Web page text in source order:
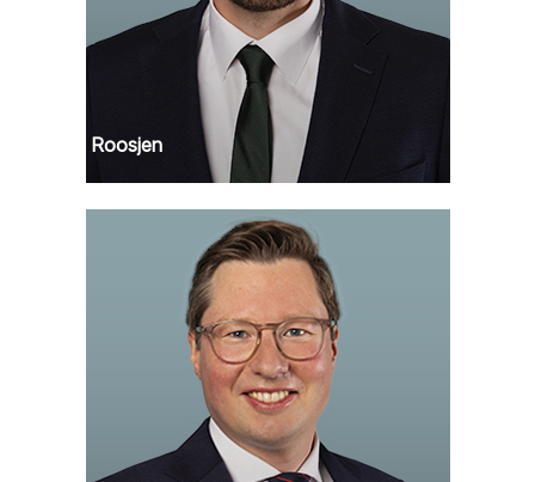
Remko Roosjen